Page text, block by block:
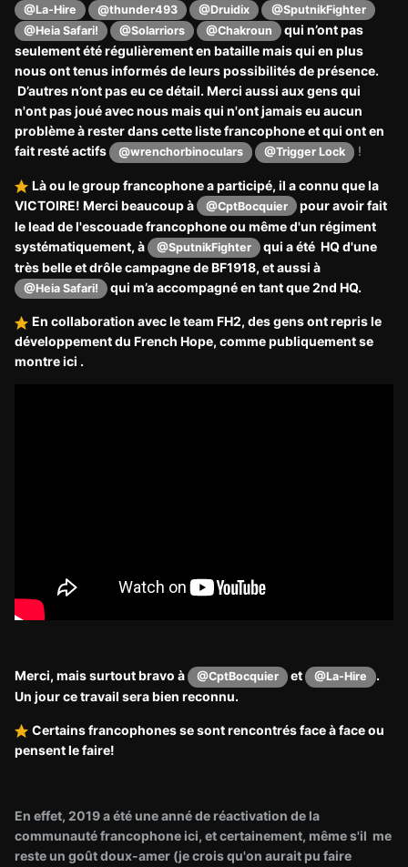
@La-Hire
@thunder493 @Druidix
@SputnikFighter
@Heia Safari!
@Solarriors @Chakroun
qui n’ont pas
seulement été régulièrement en bataille mais qui en plus
nous ont tenus informés de leurs possibilités de présence.
D’autres n’ont pas eu ce détail. Merci aussi aux gens qui
n'ont pas joué avec nous mais qui n'ont jamais eu aucun
problème à rester dans cette liste francophone et qui ont en
fait resté actifs
@wrenchorbinoculars @Trigger Lock !
Là ou le group francophone a participé, il a connu que la
VICTOIRE! Merci beaucoup à
@CptBocquier
pour avoir fait
le lead de l'escouade francophone ou même d'un régiment
systématiquement, à
@SputnikFighter
qui a été HQ d'une
très belle et drôle campagne de BF1918, et aussi à
@Heia Safari! qui m’a accompagné en tant que 2nd HQ.
En collaboration avec le team FH2, des gens ont repris le
développement du French Hope, comme publiquement se
montre ici .
Merci, mais surtout bravo à @CptBocquier et @La-Hire
.
Un jour ce travail sera bien reconnu.
Certains francophones se sont rencontrés face à face ou
pensent le faire!
En effet, 2019 a été une anné de réactivation de la
communauté francophone ici, et certainement, même s'il me
reste un goût doux-amer (je crois qu'on aurait pu faire